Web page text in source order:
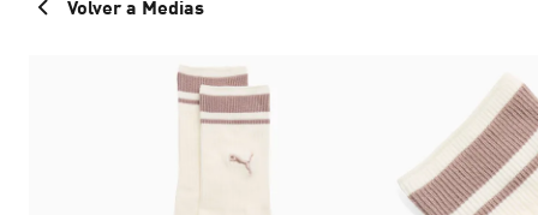
Volver a Medias